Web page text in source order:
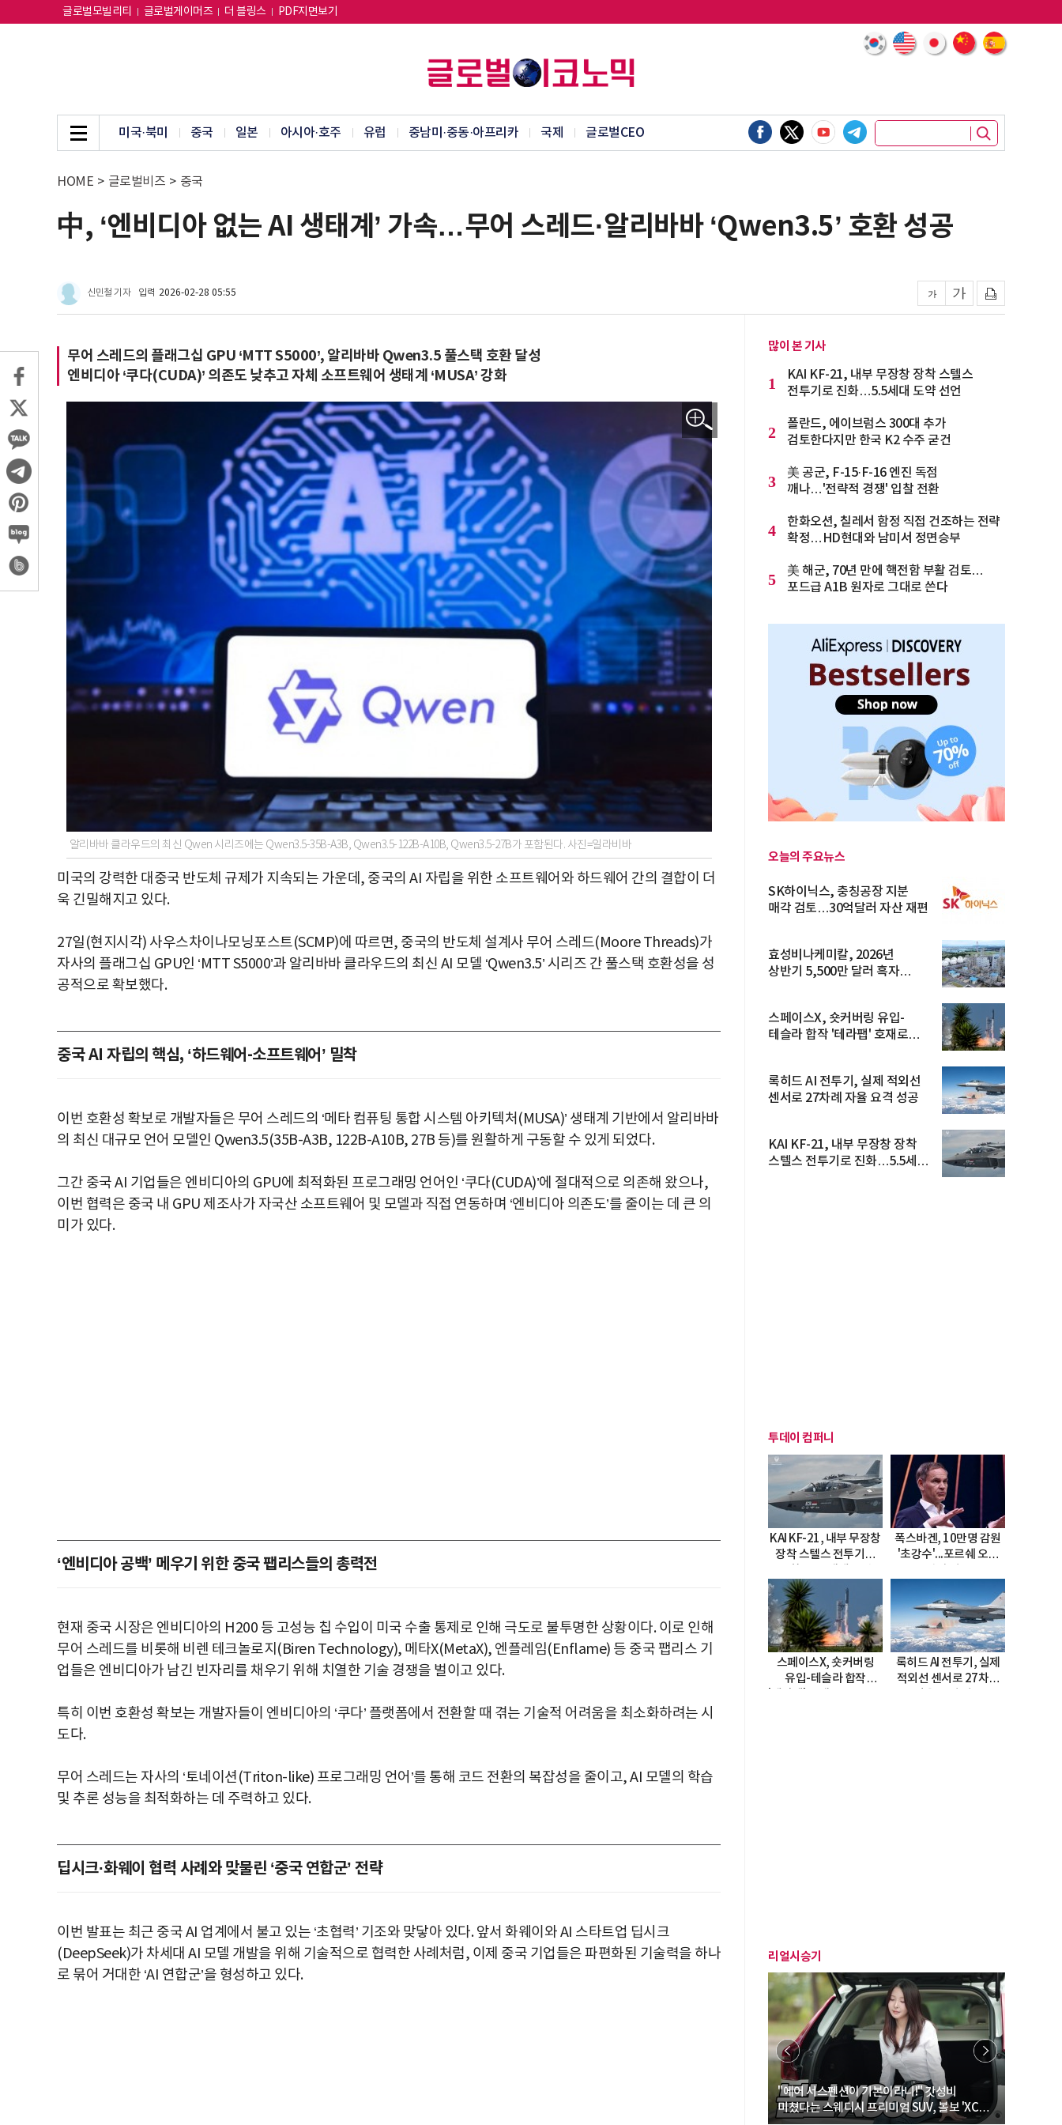
글로벌모빌리티 글로벌게이머즈 더 블링스 PDF지면보기
미국·북미 중국 일본 아시아·호주 유럽 중남미·중동·아프리카 국제 글로벌CEO
HOME > 글로벌비즈 > 중국
中, ‘엔비디아 없는 AI 생태계’ 가속…무어 스레드·알리바바 ‘Qwen3.5’ 호환 성공
신민철 기자 입력 2026-02-28 05:55
무어 스레드의 플래그십 GPU ‘MTT S5000’, 알리바바 Qwen3.5 풀스택 호환 달성
엔비디아 ‘쿠다(CUDA)’ 의존도 낮추고 자체 소프트웨어 생태계 ‘MUSA’ 강화
알리바바 클라우드의 최신 Qwen 시리즈에는 Qwen3.5-35B-A3B, Qwen3.5-122B-A10B, Qwen3.5-27B가 포함된다. 사진=일라비바
미국의 강력한 대중국 반도체 규제가 지속되는 가운데, 중국의 AI 자립을 위한 소프트웨어와 하드웨어 간의 결합이 더
욱 긴밀해지고 있다.
27일(현지시각) 사우스차이나모닝포스트(SCMP)에 따르면, 중국의 반도체 설계사 무어 스레드(Moore Threads)가
자사의 플래그십 GPU인 ‘MTT S5000’과 알리바바 클라우드의 최신 AI 모델 ‘Qwen3.5’ 시리즈 간 풀스택 호환성을 성
공적으로 확보했다.
중국 AI 자립의 핵심, ‘하드웨어-소프트웨어’ 밀착
이번 호환성 확보로 개발자들은 무어 스레드의 ‘메타 컴퓨팅 통합 시스템 아키텍처(MUSA)’ 생태계 기반에서 알리바바
의 최신 대규모 언어 모델인 Qwen3.5(35B-A3B, 122B-A10B, 27B 등)를 원활하게 구동할 수 있게 되었다.
그간 중국 AI 기업들은 엔비디아의 GPU에 최적화된 프로그래밍 언어인 ‘쿠다(CUDA)’에 절대적으로 의존해 왔으나,
이번 협력은 중국 내 GPU 제조사가 자국산 소프트웨어 및 모델과 직접 연동하며 ‘엔비디아 의존도’를 줄이는 데 큰 의
미가 있다.
‘엔비디아 공백’ 메우기 위한 중국 팹리스들의 총력전
현재 중국 시장은 엔비디아의 H200 등 고성능 칩 수입이 미국 수출 통제로 인해 극도로 불투명한 상황이다. 이로 인해
무어 스레드를 비롯해 비렌 테크놀로지(Biren Technology), 메타X(MetaX), 엔플레임(Enflame) 등 중국 팹리스 기
업들은 엔비디아가 남긴 빈자리를 채우기 위해 치열한 기술 경쟁을 벌이고 있다.
특히 이번 호환성 확보는 개발자들이 엔비디아의 ‘쿠다’ 플랫폼에서 전환할 때 겪는 기술적 어려움을 최소화하려는 시
도다.
무어 스레드는 자사의 ‘토네이션(Triton-like) 프로그래밍 언어’를 통해 코드 전환의 복잡성을 줄이고, AI 모델의 학습
및 추론 성능을 최적화하는 데 주력하고 있다.
딥시크·화웨이 협력 사례와 맞물린 ‘중국 연합군’ 전략
이번 발표는 최근 중국 AI 업계에서 불고 있는 ‘초협력’ 기조와 맞닿아 있다. 앞서 화웨이와 AI 스타트업 딥시크
(DeepSeek)가 차세대 AI 모델 개발을 위해 기술적으로 협력한 사례처럼, 이제 중국 기업들은 파편화된 기술력을 하나
로 묶어 거대한 ‘AI 연합군’을 형성하고 있다.
많이 본 기사
1
KAI KF-21, 내부 무장창 장착 스텔스
전투기로 진화…5.5세대 도약 선언
2
폴란드, 에이브럼스 300대 추가
검토한다지만 한국 K2 수주 굳건
3
美 공군, F-15·F-16 엔진 독점
깨나…'전략적 경쟁' 입찰 전환
4
한화오션, 칠레서 함정 직접 건조하는 전략
확정…HD현대와 남미서 정면승부
5
美 해군, 70년 만에 핵전함 부활 검토…
포드급 A1B 원자로 그대로 쓴다
오늘의 주요뉴스
SK하이닉스, 충칭공장 지분
매각 검토…30억달러 자산 재편
효성비나케미칼, 2026년
상반기 5,500만 달러 흑자
스페이스X, 숏커버링 유입-
테슬라 합작 '테라팹' 호재로
록히드 AI 전투기, 실제 적외선
센서로 27차례 자율 요격 성공
KAI KF-21, 내부 무장창 장착
스텔스 전투기로 진화…5.5세대
투데이 컴퍼니
KAI KF-21, 내부 무장창
장착 스텔스 전투기로
폭스바겐, 10만명 감원
'초강수'...포르쉐 오너
스페이스X, 숏커버링
유입-테슬라 합작
록히드 AI 전투기, 실제
적외선 센서로 27차례
리얼시승기
"에어 서스펜션이 기본이라니!" 갓성비
미쳤다는 스웨디시 프리미엄 SUV, 볼보 'XC60